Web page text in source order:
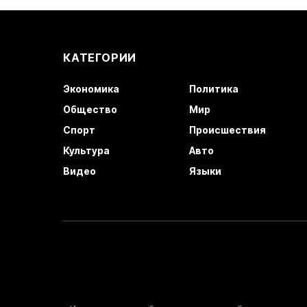
КАТЕГОРИИ
Экономика
Политика
Общество
Мир
Спорт
Происшествия
Культура
Авто
Видео
Языки